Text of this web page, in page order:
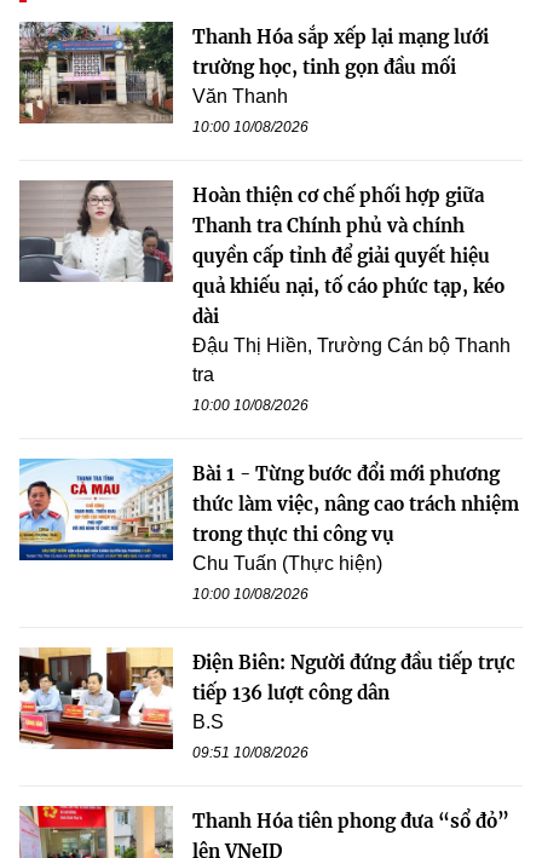
Thanh Hóa sắp xếp lại mạng lưới
trường học, tinh gọn đầu mối
Văn Thanh
10:00 10/08/2026
Hoàn thiện cơ chế phối hợp giữa
Thanh tra Chính phủ và chính
quyền cấp tỉnh để giải quyết hiệu
quả khiếu nại, tố cáo phức tạp, kéo
dài
Đậu Thị Hiền, Trường Cán bộ Thanh
tra
10:00 10/08/2026
Bài 1 - Từng bước đổi mới phương
thức làm việc, nâng cao trách nhiệm
trong thực thi công vụ
Chu Tuấn (Thực hiện)
10:00 10/08/2026
Điện Biên: Người đứng đầu tiếp trực
tiếp 136 lượt công dân
B.S
09:51 10/08/2026
Thanh Hóa tiên phong đưa “sổ đỏ”
lên VNeID